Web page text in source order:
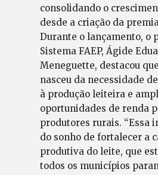
consolidando o
desde a criação da
Durante o lançamento, o
Sistema FAEP, Ágide
Meneguette, destacou
nasceu da necessidade
à produção leiteira e
oportunidades de renda
produtores rurais. “Essa
do sonho de fortalecer a
produtiva do leite, que
todos os municípios